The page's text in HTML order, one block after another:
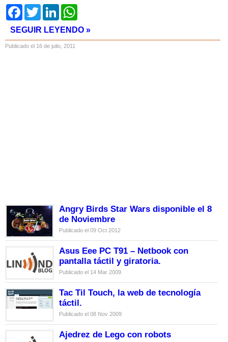
FacebookTwitter LinkedIn
SEGUIR LEYENDO »
Publicado el 16 de julio, 2011
Angry Birds Star Wars disponible el 8
de Noviembre
Publicado el 09 Oct 2012
Asus Eee PC T91 – Netbook con
pantalla táctil y giratoria.
Publicado el 14 Mar 2009
Tac Til Touch, la web de tecnología
táctil.
Publicado el 08 Nov 2009
Ajedrez de Lego con robots